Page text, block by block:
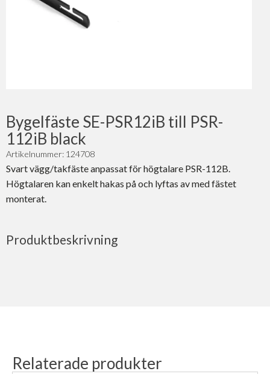
Bygelfäste SE-PSR12iB till PSR-
112iB black
Artikelnummer: 124708
Svart vägg/takfäste anpassat för högtalare PSR-112B.
Högtalaren kan enkelt hakas på och lyftas av med fästet
monterat.
Produktbeskrivning
Relaterade produkter